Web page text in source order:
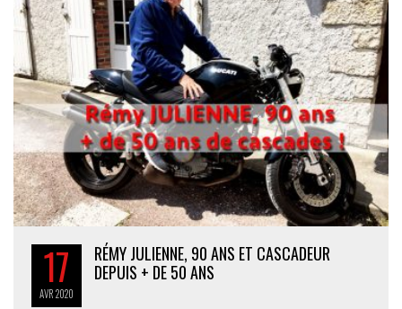
17
AVR2020
RÉMY JULIENNE, 90 ANS ET CASCADEUR
DEPUIS + DE 50 ANS